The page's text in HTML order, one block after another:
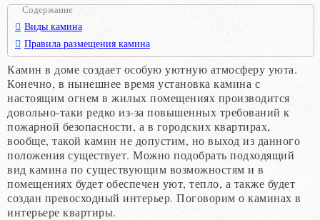
Содержание
Виды камина
Правила размещения камина
Камин в доме создает особую уютную атмосферу уюта.
Конечно, в нынешнее время установка камина с
настоящим огнем в жилых помещениях производится
довольно-таки редко из-за повышенных требований к
пожарной безопасности, а в городских квартирах,
вообще, такой камин не допустим, но выход из данного
положения существует. Можно подобрать подходящий
вид камина по существующим возможностям и в
помещениях будет обеспечен уют, тепло, а также будет
создан превосходный интерьер. Поговорим о каминах в
интерьере квартиры.